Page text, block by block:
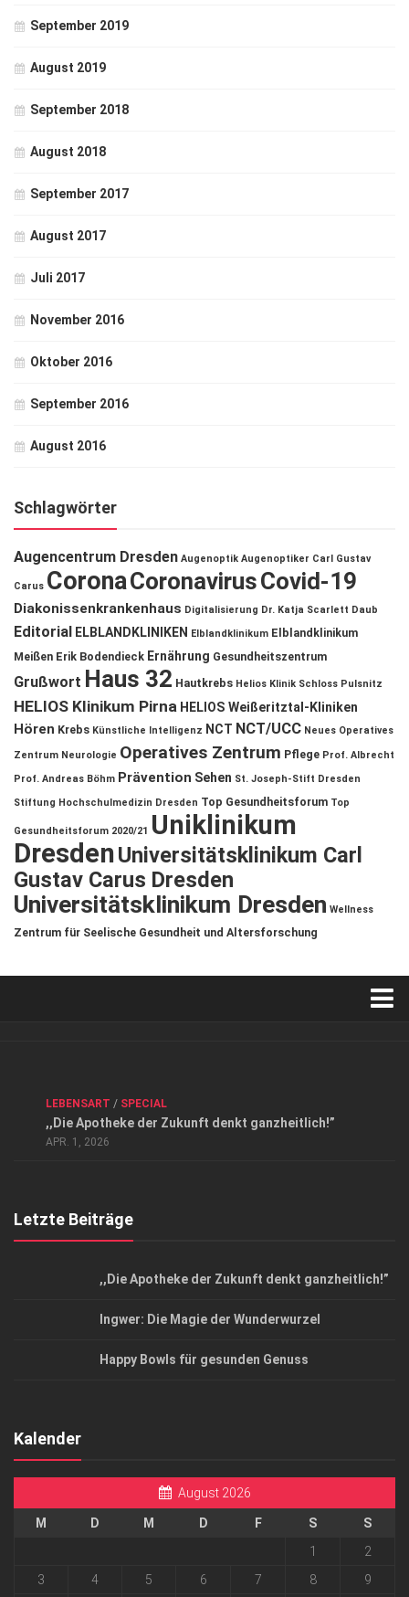
September 2019
August 2019
September 2018
August 2018
September 2017
August 2017
Juli 2017
November 2016
Oktober 2016
September 2016
August 2016
Schlagwörter
Augencentrum Dresden Augenoptik Augenoptiker Carl Gustav
Carus CoronaCoronavirusCovid-19
Diakonissenkrankenhaus Digitalisierung Dr. Katja Scarlett Daub
Editorial ELBLANDKLINIKEN Elblandklinikum Elblandklinikum
Meißen Erik Bodendieck Ernährung Gesundheitszentrum
Grußwort Haus 32 Hautkrebs Helios Klinik Schloss Pulsnitz
HELIOS Klinikum Pirna HELIOS Weißeritztal-Kliniken
Hören Krebs Künstliche Intelligenz NCT NCT/UCC Neues Operatives
Zentrum Neurologie Operatives Zentrum Pflege Prof. Albrecht
Prof. Andreas Böhm Prävention Sehen St. Joseph-Stift Dresden
Stiftung Hochschulmedizin Dresden Top Gesundheitsforum Top
Gesundheitsforum 2020/21 Uniklinikum
DresdenUniversitätsklinikum Carl
Gustav Carus Dresden
Universitätsklinikum Dresden Wellness
Zentrum für Seelische Gesundheit und Altersforschung
Datenschutzerklärung
Top Magazin Dresden / Ostsachsen
LEBENSART / SPECIAL
,,Die Apotheke der Zukunft denkt ganzheitlich!”
APR. 1, 2026
Letzte Beiträge
,,Die Apotheke der Zukunft denkt ganzheitlich!”
Ingwer: Die Magie der Wunderwurzel
Happy Bowls für gesunden Genuss
Kalender
August 2026
M D M D F S
S
1
2
3
4 5 6 7 8 9